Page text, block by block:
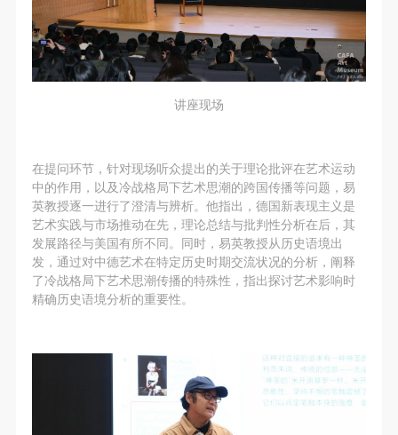
讲座现场
在提问环节，针对现场听众提出的关于理论批评在艺术运动
中的作用，以及冷战格局下艺术思潮的跨国传播等问题，易
英教授逐一进行了澄清与辨析。他指出，德国新表现主义是
艺术实践与市场推动在先，理论总结与批判性分析在后，其
发展路径与美国有所不同。同时，易英教授从历史语境出
发，通过对中德艺术在特定历史时期交流状况的分析，阐释
了冷战格局下艺术思潮传播的特殊性，指出探讨艺术影响时
精确历史语境分析的重要性。